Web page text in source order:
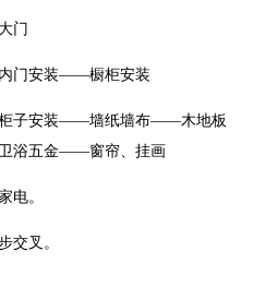
门
门安装——橱柜安装
子安装——墙纸墙布——木地板
五金——窗帘、挂画
。
交叉。